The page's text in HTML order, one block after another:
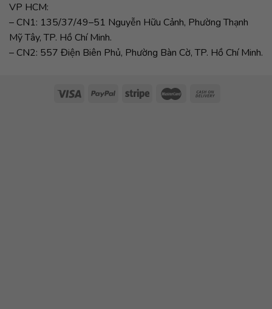
VP HCM:
– CN1: 135/37/49–51 Nguyễn Hữu Cảnh, Phường Thạnh
Mỹ Tây, TP. Hồ Chí Minh.
– CN2: 557 Điện Biên Phủ, Phường Bàn Cờ, TP. Hồ Chí Minh.